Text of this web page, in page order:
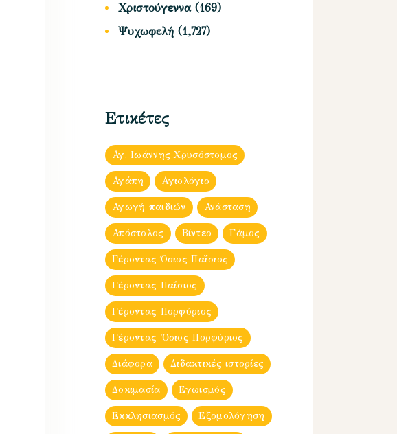
Χριστούγεννα(169)
Ψυχωφελή (1,727)
Ετικέτες
Αγ. Ιωάννης Χρυσόστομος
Αγάπη Αγιολόγιο
Αγωγή παιδιών Ανάσταση
Απόστολος Βίντεο Γάμος
Γέροντας Όσιος Παΐσιος
Γέροντας Παΐσιος
Γέροντας Πορφύριος
Γέροντας Ὀσιος Πορφύριος
Διάφορα Διδακτικές ιστορίες
Δοκιμασία Εγωισμός
Εκκλησιασμός Εξομολόγηση